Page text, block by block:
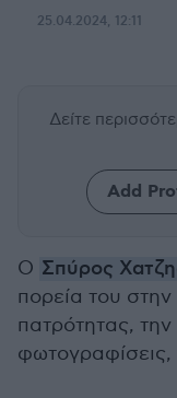
25.04.2024, 12:11
Δείτε
Add
Ο Σπύρος
πορεία του στην
πατρότητας,
φωτογραφίσεις,